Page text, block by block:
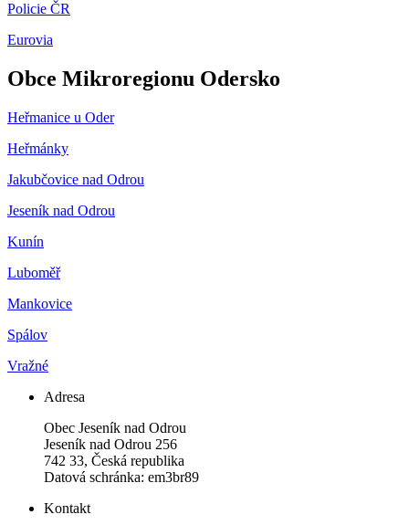
Policie ČR
Eurovia
Obce Mikroregionu Odersko
Heřmanice u Oder
Heřmánky
Jakubčovice nad Odrou
Jeseník nad Odrou
Kunín
Luboměř
Mankovice
Spálov
Vražné
Adresa
Obec Jeseník nad Odrou
Jeseník nad Odrou 256
742 33, Česká republika
Datová schránka: em3br89
Kontakt